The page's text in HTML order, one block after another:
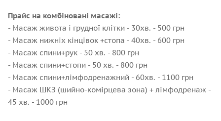
Прайс на комбіновані масажі:
- Масаж живота і грудної клітки - 30хв. - 500 грн
- Масаж нижніх кінцівок +стопа - 40хв. - 600 грн
- Масаж спини+рук - 50 хв. - 800 грн
- Масаж спини+стопи - 50 хв. - 800 грн
- Масаж спини+лімфодренажний - 60хв. - 1100 грн
- Масаж ШКЗ (шийно-комірцева зона) + лімфодренаж -
45 хв. - 1000 грн